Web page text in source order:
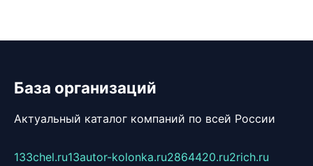
База организаций
Актуальный каталог компаний по всей России
133chel.ru13autor-kolonka.ru2864420.ru2rich.ru